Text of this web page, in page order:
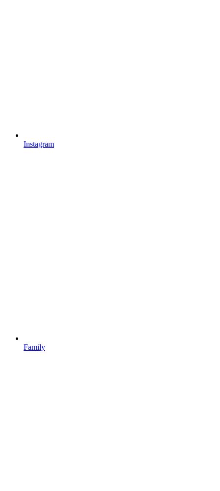
Instagram
Family